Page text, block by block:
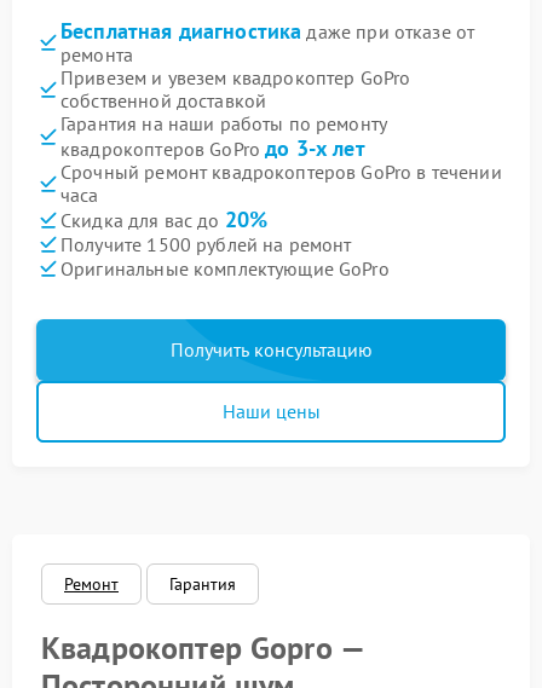
Бесплатная диагностика даже при отказе от
ремонта
Привезем и увезем квадрокоптер GoPro
собственной доставкой
Гарантия на наши работы по ремонту
квадрокоптеров GoProдо 3-х лет
Срочный ремонт квадрокоптеров GoPro в течении
часа
Скидка для вас до 20%
Получите 1500 рублей на ремонт
Оригинальные комплектующие GoPro
Получить консультацию
Наши цены
Ремонт Гарантия
Квадрокоптер Gopro —